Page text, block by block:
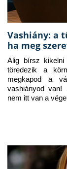
Vashiány: a
ha meg
Alig bírsz
töredezik a
megkapod a
vashiányod van!
nem itt van a